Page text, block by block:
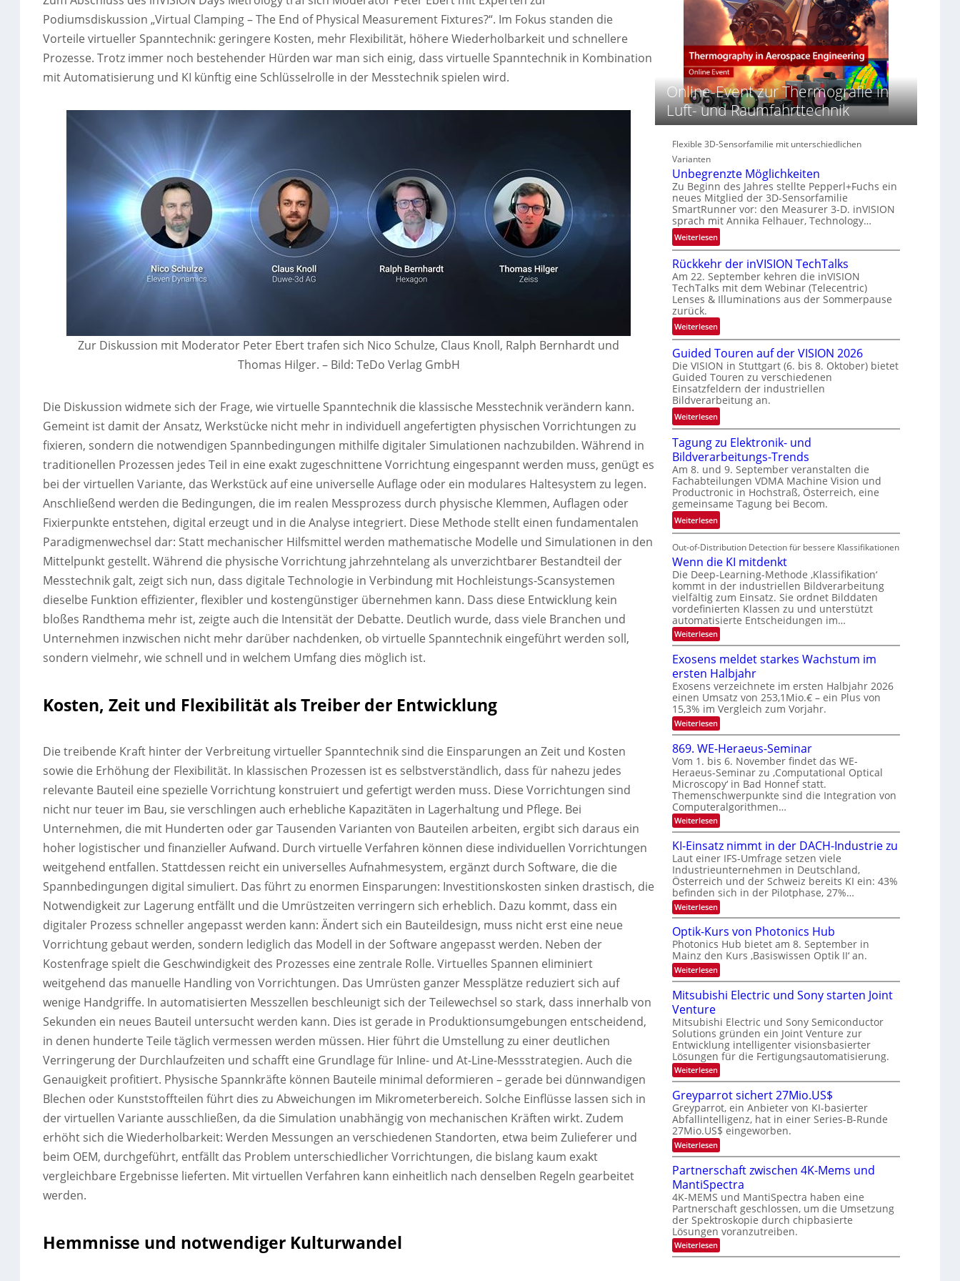
Podiumsdiskussion „Virtual Clamping – The End of Physical Measurement Fixtures?“. Im Fokus standen die
Vorteile virtueller Spanntechnik: geringere Kosten, mehr Flexibilität, höhere Wiederholbarkeit und schnellere
Prozesse. Trotz immer noch bestehender Hürden war man sich einig, dass virtuelle Spanntechnik in Kombination
mit Automatisierung und KI künftig eine Schlüsselrolle in der Messtechnik spielen wird.
Zur Diskussion mit Moderator Peter Ebert trafen sich Nico Schulze, Claus Knoll, Ralph Bernhardt und
Thomas Hilger. – Bild: TeDo Verlag GmbH
Die Diskussion widmete sich der Frage, wie virtuelle Spanntechnik die klassische Messtechnik verändern kann.
Gemeint ist damit der Ansatz, Werkstücke nicht mehr in individuell angefertigten physischen Vorrichtungen zu
fixieren, sondern die notwendigen Spannbedingungen mithilfe digitaler Simulationen nachzubilden. Während in
traditionellen Prozessen jedes Teil in eine exakt zugeschnittene Vorrichtung eingespannt werden muss, genügt es
bei der virtuellen Variante, das Werkstück auf eine universelle Auflage oder ein modulares Haltesystem zu legen.
Anschließend werden die Bedingungen, die im realen Messprozess durch physische Klemmen, Auflagen oder
Fixierpunkte entstehen, digital erzeugt und in die Analyse integriert. Diese Methode stellt einen fundamentalen
Paradigmenwechsel dar: Statt mechanischer Hilfsmittel werden mathematische Modelle und Simulationen in den
Mittelpunkt gestellt. Während die physische Vorrichtung jahrzehntelang als unverzichtbarer Bestandteil der
Messtechnik galt, zeigt sich nun, dass digitale Technologie in Verbindung mit Hochleistungs-Scansystemen
dieselbe Funktion effizienter, flexibler und kostengünstiger übernehmen kann. Dass diese Entwicklung kein
bloßes Randthema mehr ist, zeigte auch die Intensität der Debatte. Deutlich wurde, dass viele Branchen und
Unternehmen inzwischen nicht mehr darüber nachdenken, ob virtuelle Spanntechnik eingeführt werden soll,
sondern vielmehr, wie schnell und in welchem Umfang dies möglich ist.
Kosten, Zeit und Flexibilität als Treiber der Entwicklung
Die treibende Kraft hinter der Verbreitung virtueller Spanntechnik sind die Einsparungen an Zeit und Kosten
sowie die Erhöhung der Flexibilität. In klassischen Prozessen ist es selbstverständlich, dass für nahezu jedes
relevante Bauteil eine spezielle Vorrichtung konstruiert und gefertigt werden muss. Diese Vorrichtungen sind
nicht nur teuer im Bau, sie verschlingen auch erhebliche Kapazitäten in Lagerhaltung und Pflege. Bei
Unternehmen, die mit Hunderten oder gar Tausenden Varianten von Bauteilen arbeiten, ergibt sich daraus ein
hoher logistischer und finanzieller Aufwand. Durch virtuelle Verfahren können diese individuellen Vorrichtungen
weitgehend entfallen. Stattdessen reicht ein universelles Aufnahmesystem, ergänzt durch Software, die die
Spannbedingungen digital simuliert. Das führt zu enormen Einsparungen: Investitionskosten sinken drastisch, die
Notwendigkeit zur Lagerung entfällt und die Umrüstzeiten verringern sich erheblich. Dazu kommt, dass ein
digitaler Prozess schneller angepasst werden kann: Ändert sich ein Bauteildesign, muss nicht erst eine neue
Vorrichtung gebaut werden, sondern lediglich das Modell in der Software angepasst werden. Neben der
Kostenfrage spielt die Geschwindigkeit des Prozesses eine zentrale Rolle. Virtuelles Spannen eliminiert
weitgehend das manuelle Handling von Vorrichtungen. Das Umrüsten ganzer Messplätze reduziert sich auf
wenige Handgriffe. In automatisierten Messzellen beschleunigt sich der Teilewechsel so stark, dass innerhalb von
Sekunden ein neues Bauteil untersucht werden kann. Dies ist gerade in Produktionsumgebungen entscheidend,
in denen hunderte Teile täglich vermessen werden müssen. Hier führt die Umstellung zu einer deutlichen
Verringerung der Durchlaufzeiten und schafft eine Grundlage für Inline- und At-Line-Messstrategien. Auch die
Genauigkeit profitiert. Physische Spannkräfte können Bauteile minimal deformieren – gerade bei dünnwandigen
Blechen oder Kunststoffteilen führt dies zu Abweichungen im Mikrometerbereich. Solche Einflüsse lassen sich in
der virtuellen Variante ausschließen, da die Simulation unabhängig von mechanischen Kräften wirkt. Zudem
erhöht sich die Wiederholbarkeit: Werden Messungen an verschiedenen Standorten, etwa beim Zulieferer und
beim OEM, durchgeführt, entfällt das Problem unterschiedlicher Vorrichtungen, die bislang kaum exakt
vergleichbare Ergebnisse lieferten. Mit virtuellen Verfahren kann einheitlich nach denselben Regeln gearbeitet
werden.
Hemmnisse und notwendiger Kulturwandel
e
a
c
t
s
r
i
e
s
-
B
-
R
n
d
e
E
M
E
A
-
R
g
i
o
n
p
e
r
s
p
e
t
r
a
l
N
e
w
s
‘
Online-Event zur Thermografie in
Luft- und Raumfahrttechnik
Flexible 3D-Sensorfamilie mit unterschiedlichen
Varianten
Unbegrenzte Möglichkeiten
Zu Beginn des Jahres stellte Pepperl+Fuchs ein
neues Mitglied der 3D-Sensorfamilie
SmartRunner vor: den Measurer 3-D. inVISION
sprach mit Annika Felhauer, Technology…
Weiterlesen:
U
n
b
e
g
r
e
z
t
e
M
g
l
i
c
h
k
e
i
t
e
n
Rückkehr der inVISION TechTalks
Am 22. September kehren die inVISION
TechTalks mit dem Webinar (Telecentric)
Lenses & Illuminations aus der Sommerpause
zurück.
Weiterlesen:
R
ü
c
k
k
e
h
d
e
r
i
n
V
I
S
O
N
T
e
c
h
a
l
k
s
Guided Touren auf der VISION 2026
Die VISION in Stuttgart (6. bis 8. Oktober) bietet
Guided Touren zu verschiedenen
Einsatzfeldern der industriellen
Bildverarbeitung an.
Weiterlesen:
G
u
i
d
e
d
T
o
u
r
e
n
a
u
f
d
e
r
V
I
S
I
O
2
0
2
6
Tagung zu Elektronik- und
Bildverarbeitungs-Trends
Am 8. und 9. September veranstalten die
Fachabteilungen VDMA Machine Vision und
Productronic in Hochstraß, Österreich, eine
gemeinsame Tagung bei Becom.
Weiterlesen:
T
a
g
u
n
g
z
u
E
e
k
t
r
o
n
i
k
-
u
n
d
B
i
l
d
v
e
r
a
r
b
e
i
t
n
g
s
-
T
e
n
d
s
Out-of-Distribution Detection für bessere Klassifikationen
Wenn die KI mitdenkt
Die Deep-Learning-Methode ‚Klassifikation‘
kommt in der industriellen Bildverarbeitung
vielfältig zum Einsatz. Sie ordnet Bilddaten
vordefinierten Klassen zu und unterstützt
automatisierte Entscheidungen im…
Weiterlesen:
W
n
n
d
i
e
K
I
m
i
t
d
e
n
k
t
Exosens meldet starkes Wachstum im
ersten Halbjahr
Exosens verzeichnete im ersten Halbjahr 2026
einen Umsatz von 253,1Mio.€ – ein Plus von
15,3% im Vergleich zum Vorjahr.
Weiterlesen:
E
x
o
s
e
n
s
m
e
l
d
e
t
s
t
a
r
k
e
W
a
c
h
s
t
u
m
m
e
r
s
t
e
n
H
a
l
b
j
a
h
869. WE-Heraeus-Seminar
Vom 1. bis 6. November findet das WE-
Heraeus-Seminar zu ‚Computational Optical
Microscopy‘ in Bad Honnef statt.
Themenschwerpunkte sind die Integration von
Computeralgorithmen…
Weiterlesen:
8
9
.
W
E
-
H
e
r
a
e
u
s
-
S
e
m
n
a
r
KI-Einsatz nimmt in der DACH-Industrie zu
Laut einer IFS-Umfrage setzen viele
Industrieunternehmen in Deutschland,
Österreich und der Schweiz bereits KI ein: 43%
befinden sich in der Pilotphase, 27%…
Weiterlesen:
K
-
E
i
n
s
a
t
n
i
m
m
t
i
n
d
e
r
D
A
C
H
-
I
n
d
u
s
t
r
i
e
z
Optik-Kurs von Photonics Hub
Photonics Hub bietet am 8. September in
Mainz den Kurs ‚Basiswissen Optik II‘ an.
Weiterlesen:
O
p
t
k
-
K
u
r
s
v
n
P
h
o
t
o
n
i
s
H
u
b
Mitsubishi Electric und Sony starten Joint
Venture
Mitsubishi Electric und Sony Semiconductor
Solutions gründen ein Joint Venture zur
Entwicklung intelligenter visionsbasierter
Lösungen für die Fertigungsautomatisierung.
Weiterlesen:
M
t
s
u
b
i
s
h
i
l
e
c
t
r
i
c
u
Greyparrot sichert 27Mio.US$
Greyparrot, ein Anbieter von KI-basierter
Abfallintelligenz, hat in einer Series-B-Runde
27Mio.US$ eingeworben.
Weiterlesen:
G
e
y
p
a
r
r
o
t
s
Partnerschaft zwischen 4K-Mems und
MantiSpectra
4K-MEMS und MantiSpectra haben eine
Partnerschaft geschlossen, um die Umsetzung
der Spektroskopie durch chipbasierte
Lösungen voranzutreiben.
Weiterlesen:
P